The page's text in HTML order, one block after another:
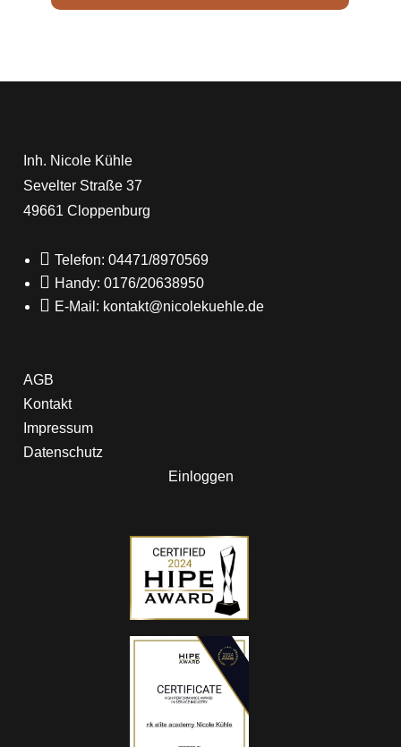
Inh. Nicole Kühle
Sevelter Straße 37
49661 Cloppenburg
 Telefon: 04471/8970569
 Handy: 0176/20638950
 E-Mail: kontakt@nicolekuehle.de
AGB
Kontakt
Impressum
Datenschutz
Einloggen